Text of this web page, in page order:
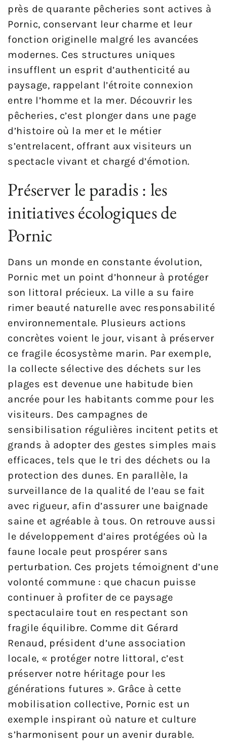
près de quarante pêcheries sont actives à
Pornic, conservant leur charme et leur
fonction originelle malgré les avancées
modernes. Ces structures uniques
insufflent un esprit d’authenticité au
paysage, rappelant l’étroite connexion
entre l’homme et la mer. Découvrir les
pêcheries, c’est plonger dans une page
d’histoire où la mer et le métier
s’entrelacent, offrant aux visiteurs un
spectacle vivant et chargé d’émotion.
Préserver le paradis : les
initiatives écologiques de
Pornic
Dans un monde en constante évolution,
Pornic met un point d’honneur à protéger
son littoral précieux. La ville a su faire
rimer beauté naturelle avec responsabilité
environnementale. Plusieurs actions
concrètes voient le jour, visant à préserver
ce fragile écosystème marin. Par exemple,
la collecte sélective des déchets sur les
plages est devenue une habitude bien
ancrée pour les habitants comme pour les
visiteurs. Des campagnes de
sensibilisation régulières incitent petits et
grands à adopter des gestes simples mais
efficaces, tels que le tri des déchets ou la
protection des dunes. En parallèle, la
surveillance de la qualité de l’eau se fait
avec rigueur, afin d’assurer une baignade
saine et agréable à tous. On retrouve aussi
le développement d’aires protégées où la
faune locale peut prospérer sans
perturbation. Ces projets témoignent d’une
volonté commune : que chacun puisse
continuer à profiter de ce paysage
spectaculaire tout en respectant son
fragile équilibre. Comme dit Gérard
Renaud, président d’une association
locale, « protéger notre littoral, c’est
préserver notre héritage pour les
générations futures ». Grâce à cette
mobilisation collective, Pornic est un
exemple inspirant où nature et culture
s’harmonisent pour un avenir durable.